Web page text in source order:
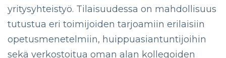
yritysyhteistyö. Tilaisuudessa on mahdollisuus
tutustua eri toimijoiden tarjoamiin erilaisiin
opetusmenetelmiin, huippuasiantuntijoihin
sekä verkostoitua oman alan kollegoiden